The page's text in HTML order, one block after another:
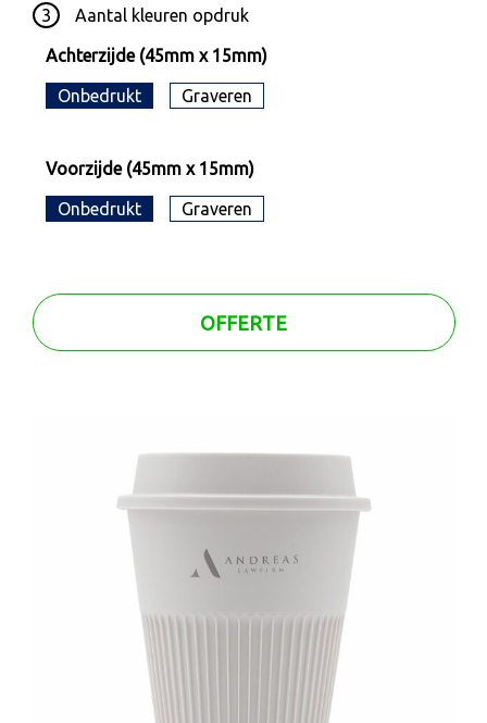
3
Aantal kleuren opdruk
Achterzijde (45mm x 15mm)
Onbedrukt Graveren
Voorzijde (45mm x 15mm)
Onbedrukt Graveren
OFFERTE